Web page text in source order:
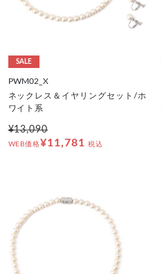
SALE
PWM02_X
ネックレス＆イヤリングセット/ホ
ワイト系
¥13,090
WEB価格¥11,781 税込